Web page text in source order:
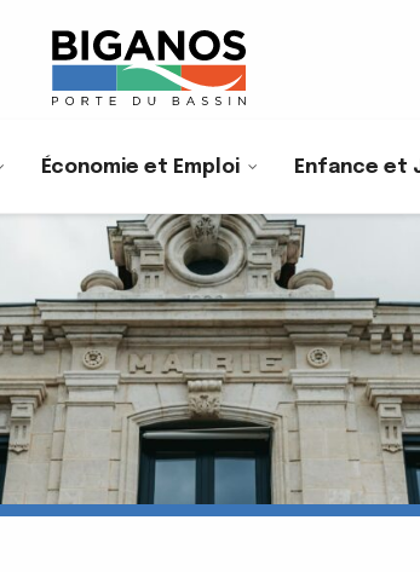
Économie et Emploi Enfance et